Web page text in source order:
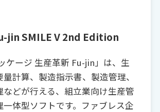
jin SMILE V 2nd Edition
ケージ 生産革新 Fu-jin」は、生
計算、製造指示書、製造管理、
などが行える、組立業向け生産管
体型ソフトです。ファブレス企